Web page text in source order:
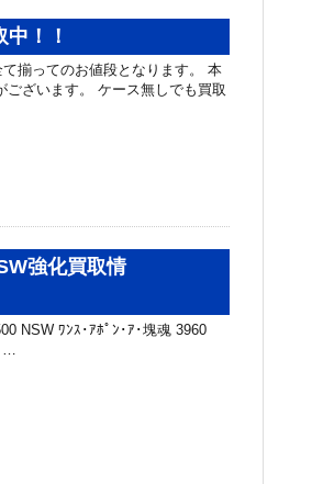
！！
揃ってのお値段となります。 本
ざいます。 ケース無しでも買取
強化買取情
NSW ﾜﾝｽ･ｱﾎﾟﾝ･ｱ･塊魂 3960
…